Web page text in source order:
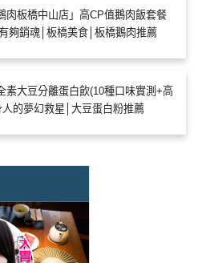
肉板橋中山店」高CP值鵝肉飯套餐
夠銷魂│板橋美食│板橋鵝肉推薦
素大豆分離蛋白飲(10種口味實測+高
的夢幻救星│大豆蛋白粉推薦